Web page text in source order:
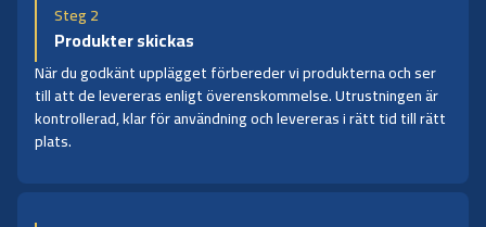
Steg 2
Produkter skickas
När du godkänt upplägget förbereder vi produkterna och ser
till att de levereras enligt överenskommelse. Utrustningen är
kontrollerad, klar för användning och levereras i rätt tid till rätt
plats.